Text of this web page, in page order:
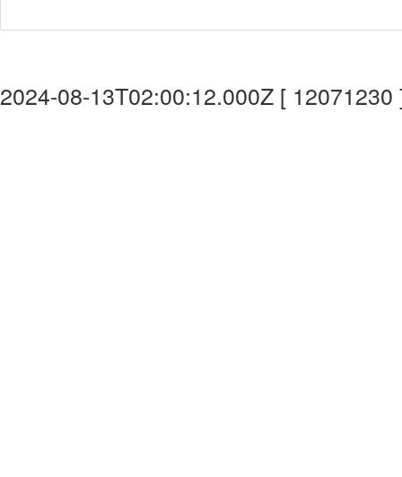
2024-08-13T02:00:12.000Z [ 12071230